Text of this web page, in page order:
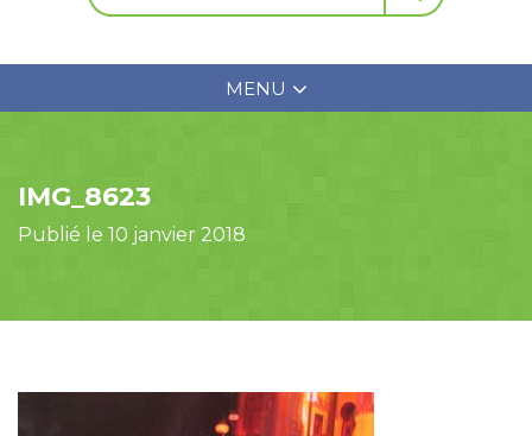
MENU
IMG_8623
Publié le 10 janvier 2018